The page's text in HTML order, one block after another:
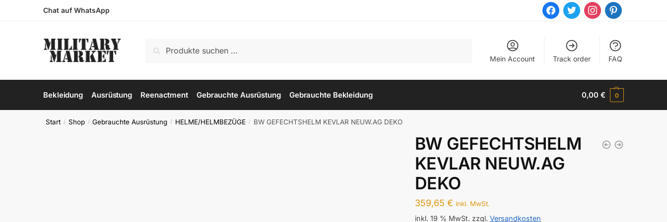
Chat auf WhatsApp facebooktwitter instagrampinterest
nach:
Suchen
Mein Account Track order FAQ
Bekleidung Ausrüstung Reenactment Gebrauchte Ausrüstung Gebrauchte Bekleidung 0,00€ 0
Start / Shop / Gebrauchte Ausrüstung / HELME/HELMBEZÜGE / BW GEFECHTSHELM KEVLAR NEUW.AG DEKO
BW GEFECHTSHELM
KEVLAR NEUW.AG
DEKO
359,65 € inkl. MwSt.
inkl. 19 % MwSt. zzgl. Versandkosten